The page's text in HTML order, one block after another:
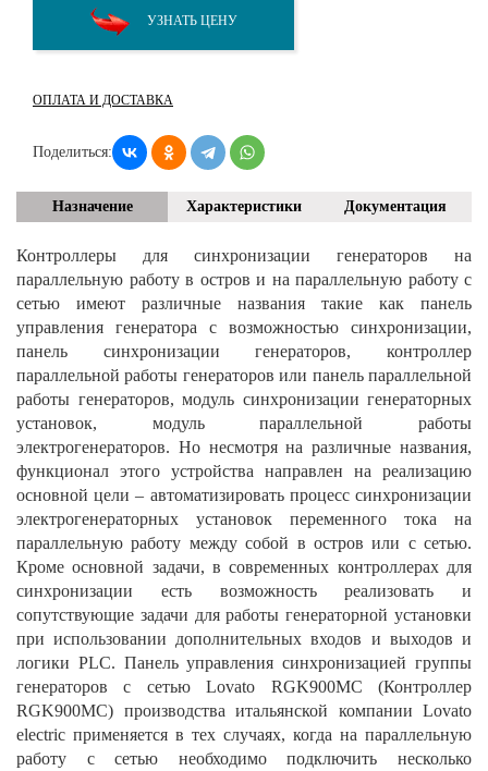
УЗНАТЬ ЦЕНУ
ОПЛАТА И ДОСТАВКА
Поделиться:
Назначение Характеристики Документация
Контроллеры для синхронизации генераторов на
параллельную работу в остров и на параллельную работу с
сетью имеют различные названия такие как панель
управления генератора с возможностью синхронизации,
панель синхронизации генераторов, контроллер
параллельной работы генераторов или панель параллельной
работы генераторов, модуль синхронизации генераторных
установок, модуль параллельной работы
электрогенераторов. Но несмотря на различные названия,
функционал этого устройства направлен на реализацию
основной цели – автоматизировать процесс синхронизации
электрогенераторных установок переменного тока на
параллельную работу между собой в остров или с сетью.
Кроме основной задачи, в современных контроллерах для
синхронизации есть возможность реализовать и
сопутствующие задачи для работы генераторной установки
при использовании дополнительных входов и выходов и
логики PLC. Панель управления синхронизацией группы
генераторов с сетью Lovato RGK900MC (Контроллер
RGK900MC) производства итальянской компании Lovato
electric применяется в тех случаях, когда на параллельную
работу с сетью необходимо подключить несколько